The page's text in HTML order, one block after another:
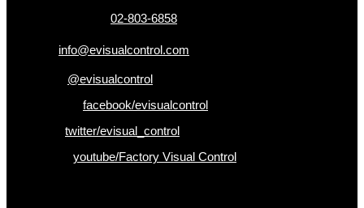
02-803-6858
info@evisualcontrol.com
@evisualcontrol
facebook/evisualcontrol
twitter/evisual_control
youtube/Factory Visual Control